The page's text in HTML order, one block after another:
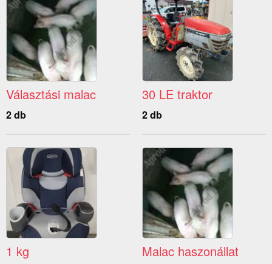
Választási malac
2 db
30 LE traktor
2 db
1 kg Malac haszonállat